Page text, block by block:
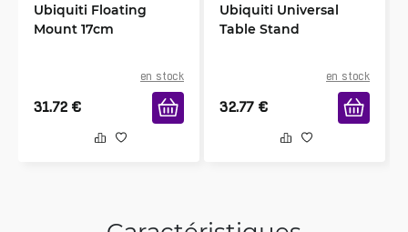
Ubiquiti Floating
Mount 17cm
en stock
31.72 €
Ubiquiti Universal
Table Stand
en stock
32.77 €